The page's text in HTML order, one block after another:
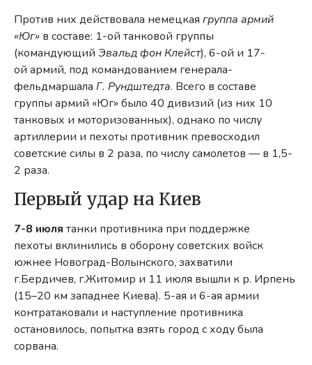
Против них действовала немецкаягруппа армий
«Юг» в составе: 1-ой танковой группы
(командующийЭвальд фон Клейст), 6-ой и 17-
ой армий, под командованием генерала-
фельдмаршала Г. Рундштедта. Всего в составе
группы армий «Юг» было 40 дивизий (из них 10
танковых и моторизованных), однако по числу
артиллерии и пехоты противник превосходил
советские силы в 2 раза, по числу самолетов — в 1,5-
2 раза.
Первый удар на Киев
7-8 июля танки противника при поддержке
пехоты вклинились в оборону советских войск
южнее Новоград-Волынского, захватили
г.Бердичев, г.Житомир и 11 июля вышли к р. Ирпень
(15–20 км западнее Киева). 5-ая и 6-ая армии
контратаковали и наступление противника
остановилось, попытка взять город с ходу была
сорвана.